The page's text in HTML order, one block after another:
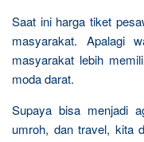
Saat ini harga tiket
masyarakat. Apalagi
masyarakat lebih
moda darat.
Supaya bisa menjadi
umroh, dan travel, kita